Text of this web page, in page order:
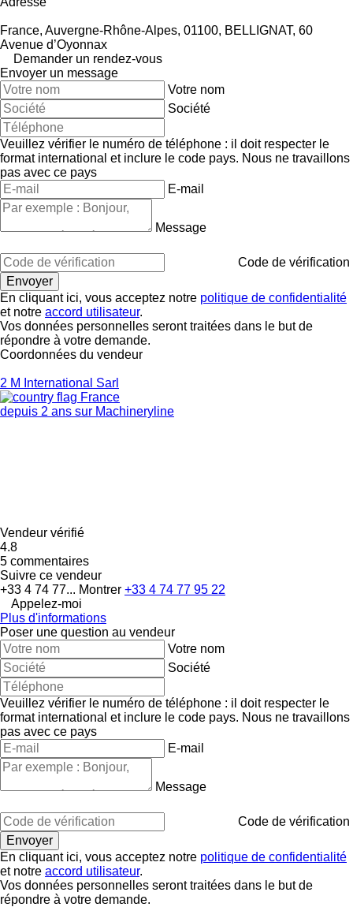
France, Auvergne-Rhône-Alpes, 01100, BELLIGNAT, 60
Avenue d’Oyonnax
Demander un rendez-vous
Envoyer un message
Votre nom
Société
Veuillez vérifier le numéro de téléphone : il doit respecter le
format international et inclure le code pays. Nous ne travaillons
pas avec ce pays
E-mail
Message
Code de vérification
En cliquant ici, vous acceptez notre politique de confidentialité
et notre accord utilisateur.
Vos données personnelles seront traitées dans le but de
répondre à votre demande.
Coordonnées du vendeur
2 M International Sarl
France
depuis 2 ans sur Machineryline
Vendeur vérifié
4.8
5 commentaires
Suivre ce vendeur
+33 4 74 77... Montrer +33 4 74 77 95 22
Appelez-moi
Plus d'informations
Poser une question au vendeur
Votre nom
Société
Veuillez vérifier le numéro de téléphone : il doit respecter le
format international et inclure le code pays. Nous ne travaillons
pas avec ce pays
E-mail
Message
Code de vérification
En cliquant ici, vous acceptez notre politique de confidentialité
et notre accord utilisateur.
Vos données personnelles seront traitées dans le but de
répondre à votre demande.